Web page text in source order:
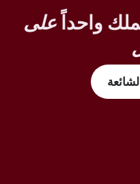
واحداً على